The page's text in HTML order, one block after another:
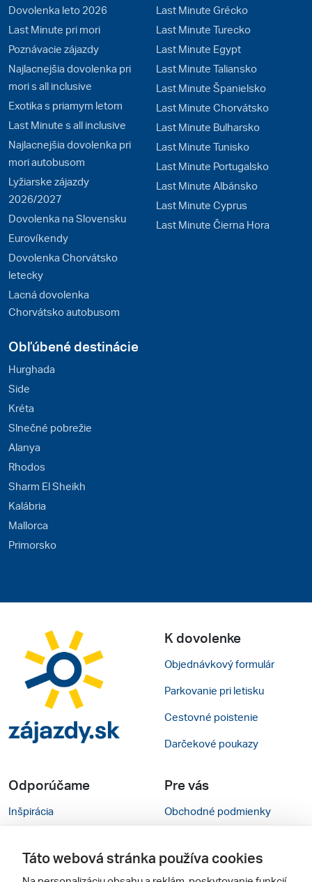
Dovolenka leto 2026
Last Minute pri mori
Poznávacie zájazdy
Najlacnejšia dovolenka pri
mori s all inclusive
Exotika s priamym letom
Last Minute s all inclusive
Najlacnejšia dovolenka pri
mori autobusom
Lyžiarske zájazdy
2026/2027
Dovolenka na Slovensku
Eurovíkendy
Dovolenka Chorvátsko
letecky
Lacná dovolenka
Chorvátsko autobusom
Last Minute Grécko
Last Minute Turecko
Last Minute Egypt
Last Minute Taliansko
Last Minute Španielsko
Last Minute Chorvátsko
Last Minute Bulharsko
Last Minute Tunisko
Last Minute Portugalsko
Last Minute Albánsko
Last Minute Cyprus
Last Minute Čierna Hora
Obľúbené destinácie
Hurghada
Side
Kréta
Slnečné pobrežie
Alanya
Rhodos
Sharm El Sheikh
Kalábria
Mallorca
Primorsko
K dovolenke
Objednávkový formulár
Parkovanie pri letisku
Cestovné poistenie
Darčekové poukazy
Odporúčame
Inšpirácia
Cestovné kancelárie
Pre vás
Obchodné podmienky
Nastavenie cookies
Táto webová stránka používa cookies